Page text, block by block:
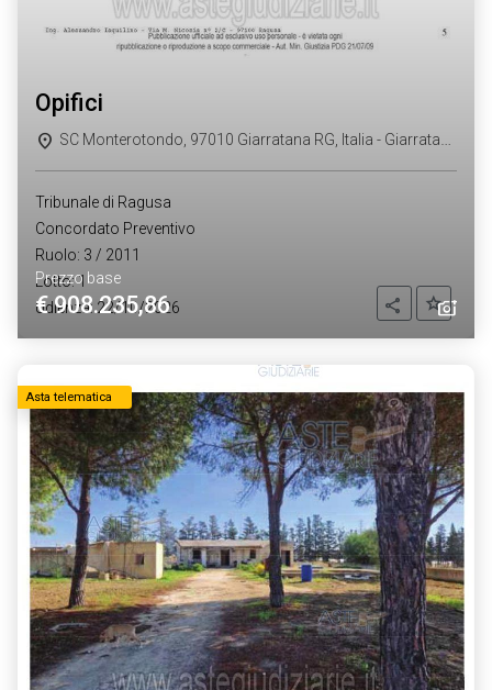
Prezzo base
€ 908.235,86
opifici
SC Monterotondo, 97010 Giarratana RG, Italia - Giarratana (RG)
Tribunale di Ragusa
Concordato Preventivo
Ruolo: 3 / 2011
Lotto: 1
Udienza: 22/10/2026
Condividi
Asta telematica